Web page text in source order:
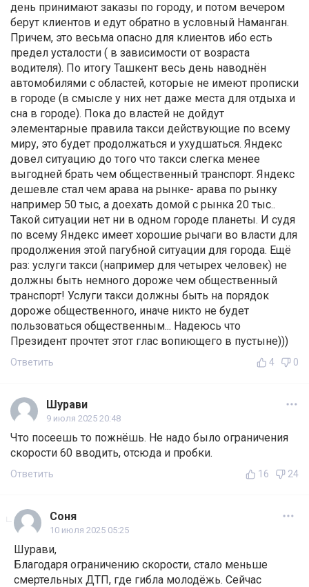
день принимают заказы по городу, и потом вечером
берут клиентов и едут обратно в условный Наманган.
Причем, это весьма опасно для клиентов ибо есть
предел усталости ( в зависимости от возраста
водителя). По итогу Ташкент весь день наводнён
автомобилями с областей, которые не имеют прописки
в городе (в смысле у них нет даже места для отдыха и
сна в городе). Пока до властей не дойдут
элементарные правила такси действующие по всему
миру, это будет продолжаться и ухудшаться. Яндекс
довел ситуацию до того что такси слегка менее
выгодней брать чем общественный транспорт. Яндекс
дешевле стал чем арава на рынке- арава по рынку
например 50 тыс, а доехать домой с рынка 20 тыс..
Такой ситуации нет ни в одном городе планеты. И судя
по всему Яндекс имеет хорошие рычаги во власти для
продолжения этой пагубной ситуации для города. Ещё
раз: услуги такси (например для четырех человек) не
должны быть немного дороже чем общественный
транспорт! Услуги такси должны быть на порядок
дороже общественного, иначе никто не будет
пользоваться общественным... Надеюсь что
Президент прочтет этот глас вопиющего в пустыне)))
Ответить 4 0
Шурави
9 июля 2025 20:48
Что посеешь то пожнёшь. Не надо было ограничения
скорости 60 вводить, отсюда и пробки.
Ответить 16 24
Соня
10 июля 2025 05:25
Шурави,
Благодаря ограничению скорости, стало меньше
смертельных ДТП, где гибла молодёжь. Сейчас